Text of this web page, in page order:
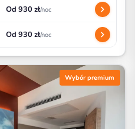
Od 930 zł/noc
Od 930 zł/noc
Wybór premium